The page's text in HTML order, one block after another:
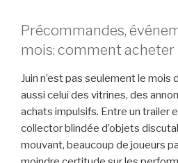
Précommandes,
mois: comment
Juin n’est pas seulement le mois
aussi celui des vitrines, des
achats impulsifs. Entre un trailer
collector blindée d’objets
mouvant, beaucoup de joueurs